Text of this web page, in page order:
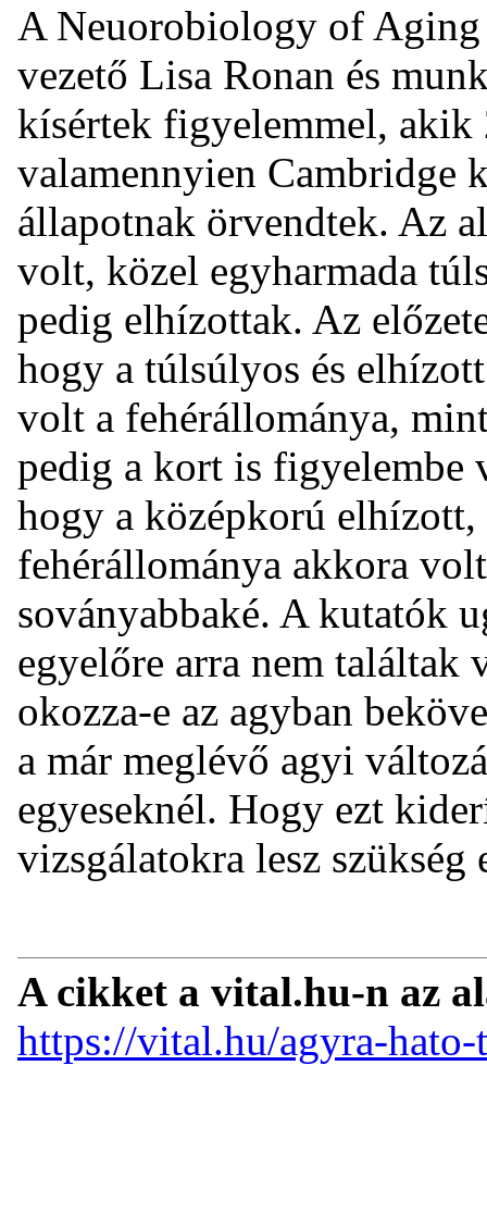
A Neuorobiology of Aging
vezető Lisa Ronan és
kísértek figyelemmel,
valamennyien Cambridge
állapotnak örvendtek. Az
volt, közel egyharmada
pedig elhízottak. Az
hogy a túlsúlyos és
volt a fehérállománya,
pedig a kort is figyelembe
hogy a középkorú
fehérállománya akkora
soványabbaké. A kutatók
egyelőre arra nem találtak
okozza-e az agyban
a már meglévő agyi
egyeseknél. Hogy ezt
vizsgálatokra lesz szükség
A cikket a vital.hu-n az
https://vital.hu/agyra-